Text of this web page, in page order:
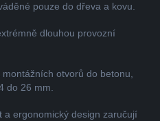
pouze do dřeva a kovu.
dlouhou provozní
otvorů do betonu,
do 26 mm.
a ergonomický design zaručují